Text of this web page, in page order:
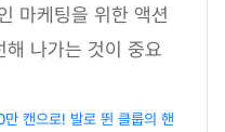
마케팅을 위한 액션
나가는 것이 중요
캔으로! 발로 뛴 클룹의 핸